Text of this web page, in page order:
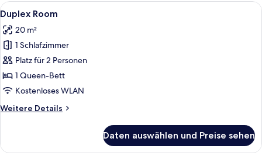
Alle
Fotos
für
Duplex
Room
anzeigen
Ein modernes Schlafzimmer mit
4
Duplex Room
20 m²
1 Schlafzimmer
Platz für 2 Personen
1 Queen-Bett
Kostenloses WLAN
Weitere Details
Weitere
Room
Daten auswählen und Preise sehen